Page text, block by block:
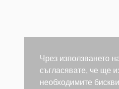
Чрез използването
съгласявате, че ще
необходимите